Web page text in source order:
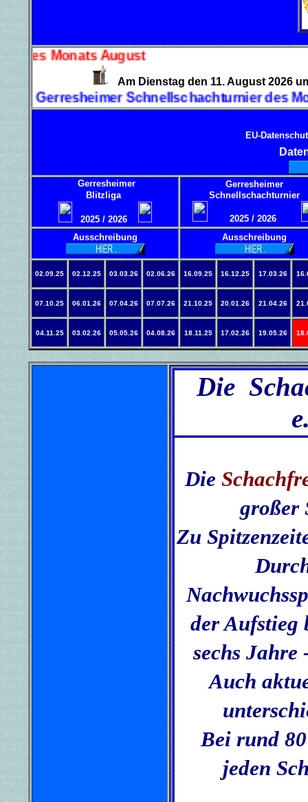
August
Am Dienstag den 11. August 2026
Schnellschachturnier des Monats August
EU-
Gerresheimer
Blitzliga
2025 / 2026
Gerresheimer
Schnellschachturnier
2025 / 2026
Ausschreibung
Ausschreibung
02.09.25 02.12.25 03.03.26 02.06.26 16.09.25 16.12.25 17.03.26
07.10.25 06.01.26 07.04.26 07.07.26 21.10.25 20.01.26 21.04.26
04.11.25 03.02.26 05.05.26 04.08.26 18.11.25 17.02.26 19.05.26
Die
Die
großer
Zu
der Aufstieg
sechs Jahre
Auch
Bei rund
jeden